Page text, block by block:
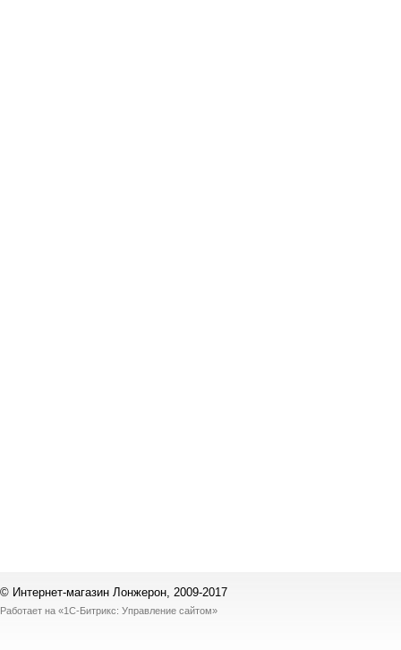
© Интернет-магазин Лонжерон, 2009-2017
Работает на «1С-Битрикс: Управление сайтом»